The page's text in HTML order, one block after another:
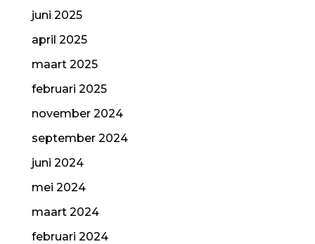
juni 2025
april 2025
maart 2025
februari 2025
november 2024
september 2024
juni 2024
mei 2024
maart 2024
februari 2024